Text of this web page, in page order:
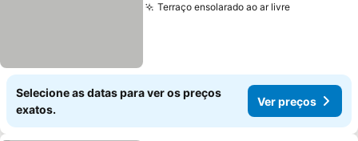
Terraço ensolarado ao ar livre
Selecione as datas para ver os preços
exatos.
Ver preços